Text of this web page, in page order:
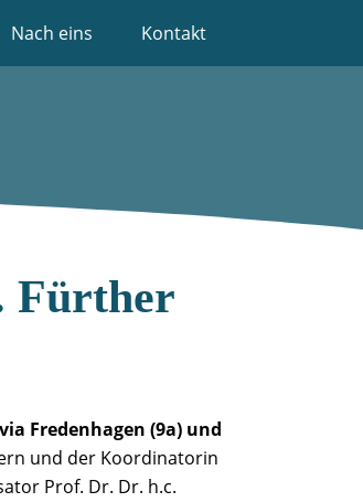
Nach eins Kontakt
Fürther
Fredenhagen (9a) und
und der Koordinatorin
Prof. Dr. Dr. h.c.